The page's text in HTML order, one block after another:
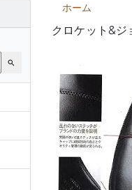
ホーム
クロケット&
search